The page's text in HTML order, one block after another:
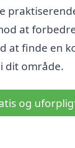
at
at finde en
dit område.
og